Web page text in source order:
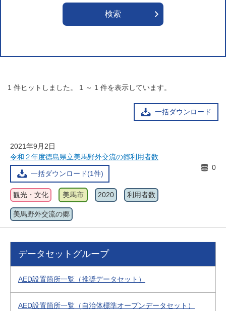
1 件ヒットしました。 1 ～ 1 件を表示しています。
一括ダウンロード
2021年9月2日
令和２年度徳島県立美馬野外交流の郷利用者数
一括ダウンロード(1件)
0
観光・文化 美馬市 2020 利用者数
美馬野外交流の郷
データセットグループ
AED設置箇所一覧（推奨データセット）
AED設置箇所一覧（自治体標準オープンデータセット）